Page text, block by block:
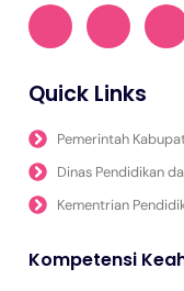
Quick Links
Pemerintah
Dinas Pendidikan
Kementrian
Kompetensi